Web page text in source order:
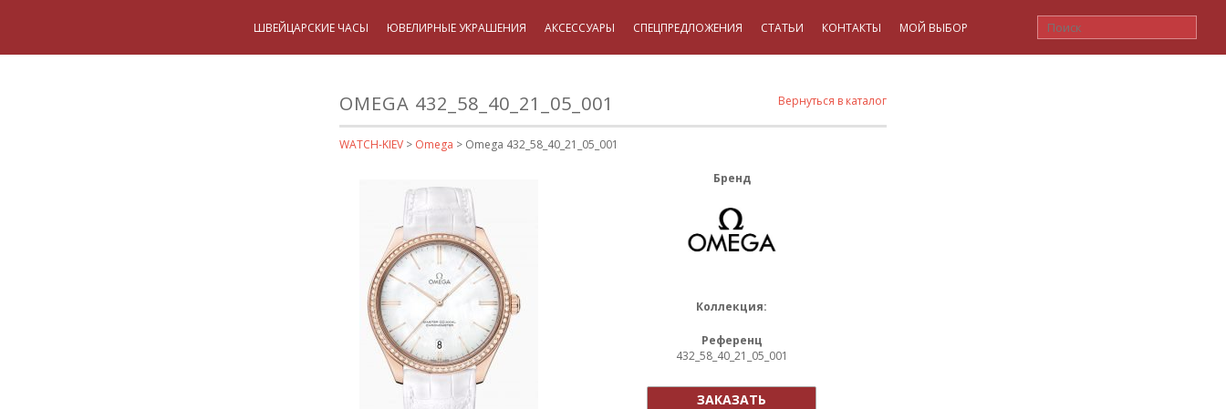
ШВЕЙЦАРСКИЕ ЧАСЫ ЮВЕЛИРНЫЕ УКРАШЕНИЯ АКСЕССУАРЫ СПЕЦПРЕДЛОЖЕНИЯ СТАТЬИ КОНТАКТЫ МОЙ ВЫБОР
OMEGA 432_58_40_21_05_001 Вернуться в каталог
WATCH-KIEV > Omega > Omega 432_58_40_21_05_001
Бренд
Коллекция:
Референц
432_58_40_21_05_001
ЗАКАЗАТЬ